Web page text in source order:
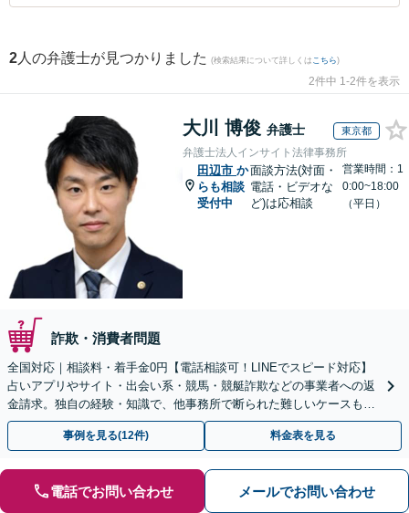
2 人の弁護士が見つかりました (検索結果について詳しくは こちら)
2件中 1-2件を表示
大川 博俊 弁護士 東京都
弁護士法人インサイト法律事務所
田辺市 か
らも相談
受付中
面談方法(対面・
電話・ビデオな
ど)は応相談
営業時間：1
0:00~18:00
（平日）
詐欺・消費者問題
全国対応｜相談料・着手金0円【電話相談可！LINEでスピード対応】
占いアプリやサイト・出会い系・競馬・競艇詐欺などの事業者への返
金請求。独自の経験・知識で、他事務所で断られた難しいケースも解
決に導いた実績あり。まずはお気軽にご相談ください
事例を見る(12件) 料金表を見る
電話でお問い合わせ メールでお問い合わせ